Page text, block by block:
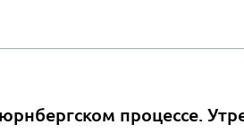
процессе.